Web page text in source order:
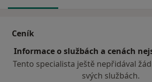
Ceník
Informace o službách a cenách
Tento specialista ještě nepřidával
svých službách.